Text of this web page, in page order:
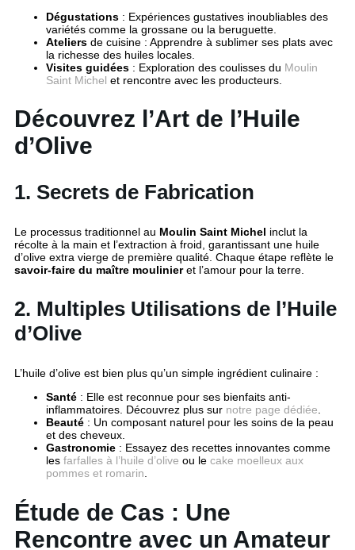
Dégustations : Expériences gustatives inoubliables des
variétés comme la grossane ou la beruguette.
Ateliers de cuisine : Apprendre à sublimer ses plats avec
la richesse des huiles locales.
Visites guidées : Exploration des coulisses du Moulin
Saint Michel et rencontre avec les producteurs.
Découvrez l’Art de l’Huile
d’Olive
1. Secrets de Fabrication
Le processus traditionnel au Moulin Saint Michel inclut la
récolte à la main et l’extraction à froid, garantissant une huile
d’olive extra vierge de première qualité. Chaque étape reflète le
savoir-faire du maître moulinieret l’amour pour la terre.
2. Multiples Utilisations de l’Huile
d’Olive
L’huile d’olive est bien plus qu’un simple ingrédient culinaire :
Santé : Elle est reconnue pour ses bienfaits anti-
inflammatoires. Découvrez plus sur notre page dédiée.
Beauté : Un composant naturel pour les soins de la peau
et des cheveux.
Gastronomie : Essayez des recettes innovantes comme
les farfalles à l’huile d’olive ou le cake moelleux aux
pommes et romarin.
Étude de Cas : Une
Rencontre avec un Amateur